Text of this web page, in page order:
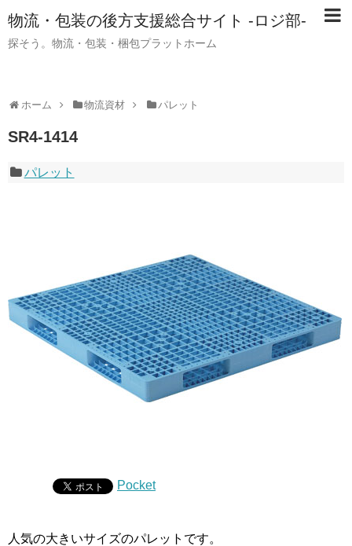
物流・包装の後方支援総合サイト -ロジ部-
探そう。物流・包装・梱包プラットホーム
ホーム 物流資材 パレット
SR4-1414
パレット
Pocket
人気の大きいサイズのパレットです。